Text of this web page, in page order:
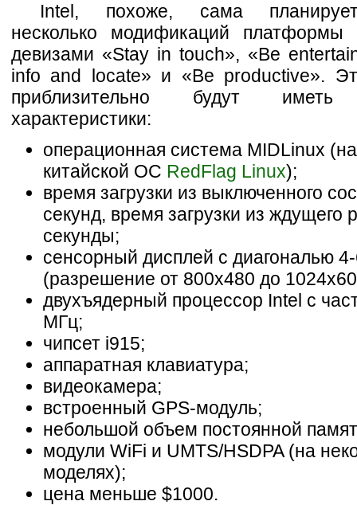
Intel, похоже, сама
несколько модификаций платформы
девизами «Stay in touch», «Be
info and locate» и «Be productive».
приблизительно будут иметь
характеристики:
операционная система MIDLinux
китайской ОС RedFlag Linux);
время загрузки из выключенного
секунд, время загрузки из
секунды;
сенсорный дисплей с диагональю
(разрешение от 800x480 до
двухъядерный процессор Intel с
МГц;
чипсет i915;
аппаратная клавиатура;
видеокамера;
встроенный GPS-модуль;
небольшой объем постоянной
модули WiFi и UMTS/HSDPA (на
моделях);
цена меньше $1000.